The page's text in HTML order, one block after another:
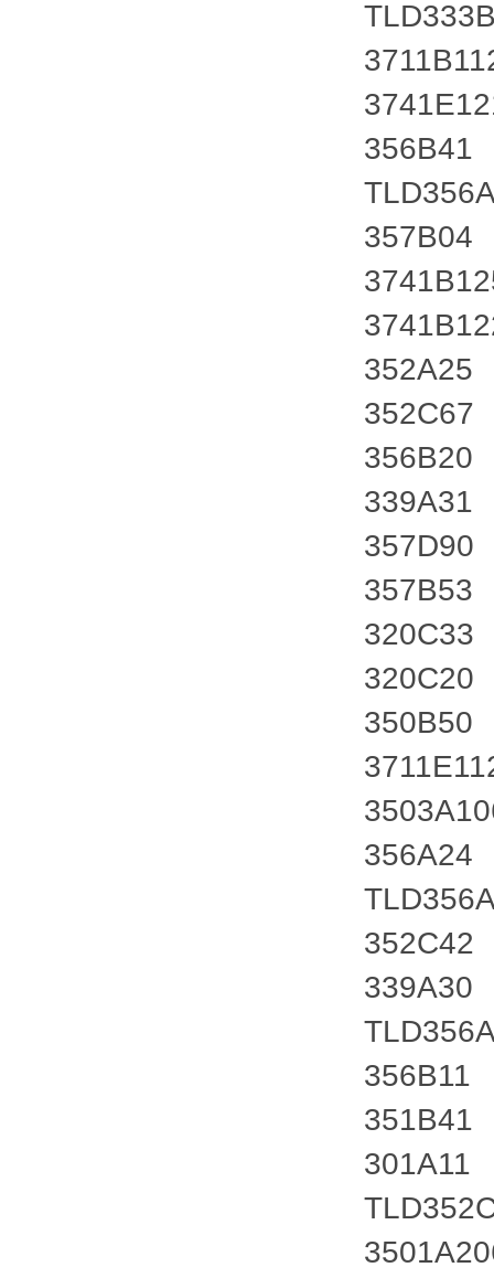
356B41
357B04
352A25
352C67
356B20
339A31
357D90
357B53
320C33
320C20
350B50
356A24
352C42
339A30
356B11
351B41
301A11